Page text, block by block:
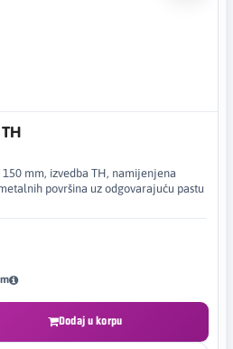
mm, izvedba TH, namijenjena
površina uz odgovarajuću pastu
Dodaj u korpu